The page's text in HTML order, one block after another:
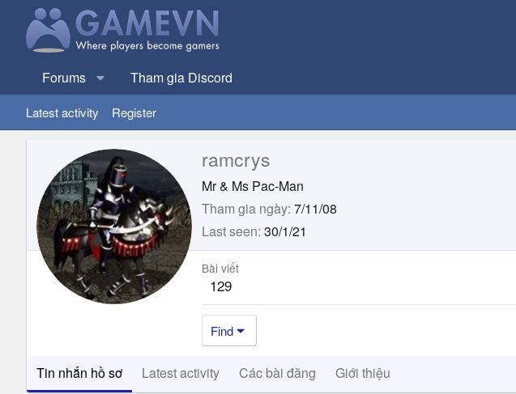
Forums Tham gia Discord
Latest activity Register
ramcrys
Mr & Ms Pac-Man
Tham gia ngày 7/11/08
Last seen 30/1/21
Bài viết
129
Find
Tin nhắn hồ sơ Latest activity Các bài đăng Giới thiệu